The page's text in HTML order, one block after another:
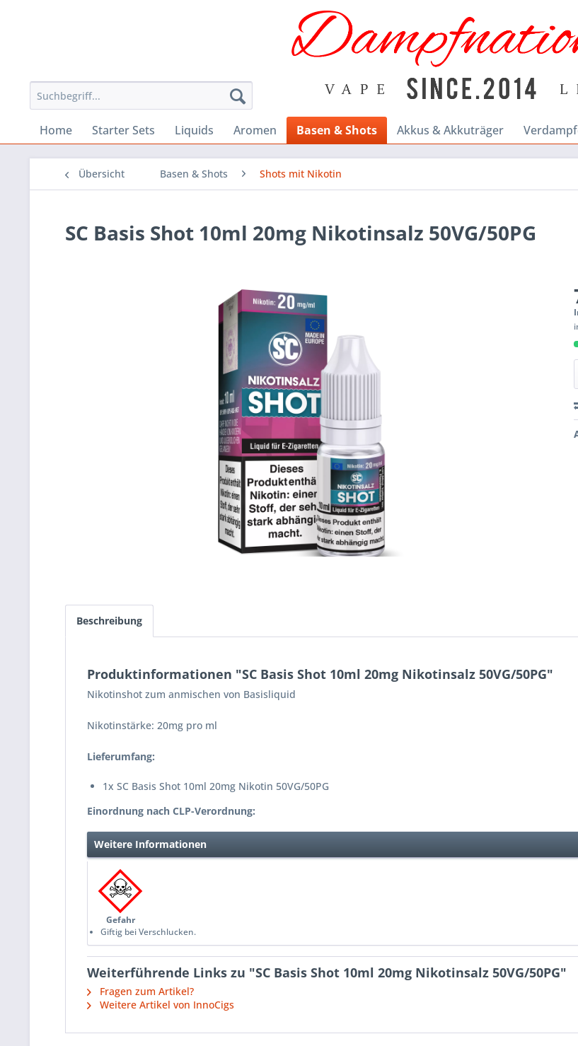
Home Starter Sets Liquids Aromen Basen & Shots Akkus & Akkuträger
Übersicht Basen & Shots Shots mit Nikotin
SC Basis Shot 10ml 20mg Nikotinsalz 50VG/50PG
Beschreibung
Produktinformationen "SC Basis Shot 10ml 20mg Nikotinsalz 50VG/50PG"
Nikotinshot zum anmischen von Basisliquid
Nikotinstärke: 20mg pro ml
Lieferumfang:
1x SC Basis Shot 10ml 20mg Nikotin 50VG/50PG
Einordnung nach CLP-Verordnung:
Weitere Informationen
Gefahr
Giftig bei Verschlucken.
Weiterführende Links zu "SC Basis Shot 10ml 20mg Nikotinsalz 50VG/50PG"
Fragen zum Artikel?
Weitere Artikel von InnoCigs